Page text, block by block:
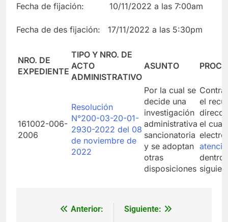
Fecha de fijación: 10/11/2022 a las 7:00am
Fecha de des fijación: 17/11/2022 a las 5:30pm
NRO. DE
EXPEDIENTE
TIPO Y NRO. DE
ACTO
ADMINISTRATIVO
ASUNTO
161002-006-
2006
Resolución
N°200-03-20-01-
2930-2022 del 08
de noviembre de
2022
Por la cual se
decide una
investigación
administrativa
sancionatoria
y se adoptan
otras
disposiciones
el
el cual
dentro
Navegación
Anterior:
Siguiente: